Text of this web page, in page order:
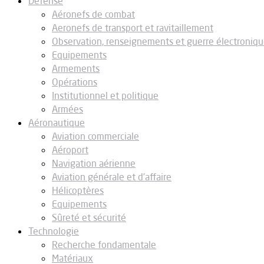
Aéronefs de combat
Aeronefs de transport et ravitaillement
Observation, renseignements et guerre
Equipements
Armements
Opérations
Institutionnel et politique
Armées
Aéronautique
Aviation commerciale
Aéroport
Navigation aérienne
Aviation générale et d’affaire
Hélicoptères
Equipements
Sûreté et sécurité
Technologie
Recherche fondamentale
Matériaux